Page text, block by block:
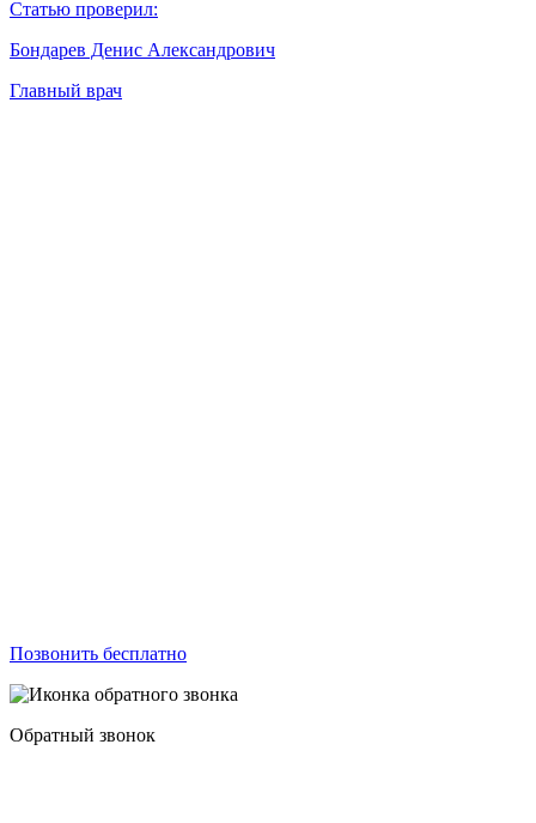
Статью проверил:
Бондарев Денис Александрович
Главный врач
Позвонить бесплатно
Обратный звонок